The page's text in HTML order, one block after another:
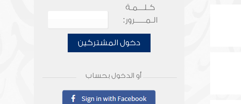
كـلـــمـة
الـمـــــرور:
دخول المشتركين
أو الدخول بحساب